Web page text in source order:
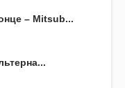
– Mitsub...